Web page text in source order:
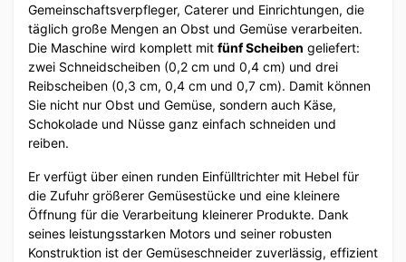
Gemeinschaftsverpfleger, Caterer und Einrichtungen, die
täglich große Mengen an Obst und Gemüse verarbeiten.
Die Maschine wird komplett mit fünf Scheiben geliefert:
zwei Schneidscheiben (0,2 cm und 0,4 cm) und drei
Reibscheiben (0,3 cm, 0,4 cm und 0,7 cm). Damit können
Sie nicht nur Obst und Gemüse, sondern auch Käse,
Schokolade und Nüsse ganz einfach schneiden und
reiben.
Er verfügt über einen runden Einfülltrichter mit Hebel für
die Zufuhr größerer Gemüsestücke und eine kleinere
Öffnung für die Verarbeitung kleinerer Produkte. Dank
seines leistungsstarken Motors und seiner robusten
Konstruktion ist der Gemüseschneider zuverlässig, effizient